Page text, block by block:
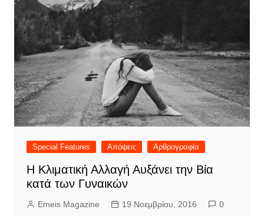
Special Features Απόψεις Αρθρογραφία
Η Κλιματική Αλλαγή Αυξάνει την Βία
κατά των Γυναικών
Emeis Magazine 19 Νοεμβρίου, 2016 0